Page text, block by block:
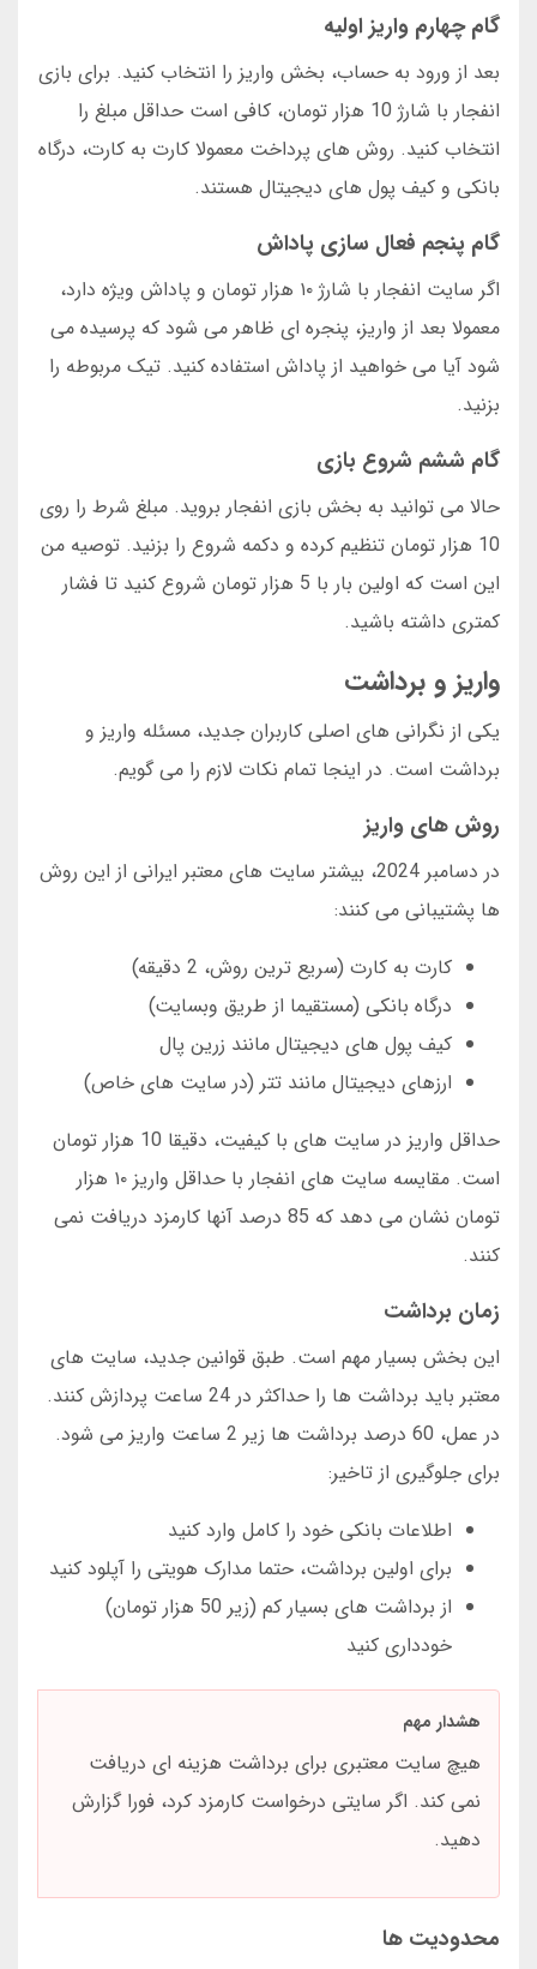
گام چهارم واریز اولیه
بعد از ورود به حساب، بخش واریز را انتخاب کنید. برای بازی
انفجار با شارژ 10 هزار تومان، کافی است حداقل مبلغ را
انتخاب کنید. روش های پرداخت معمولا کارت به کارت، درگاه
بانکی و کیف پول های دیجیتال هستند.
گام پنجم فعال سازی پاداش
اگر سایت انفجار با شارژ ۱۰ هزار تومان و پاداش ویژه دارد،
معمولا بعد از واریز، پنجره ای ظاهر می شود که پرسیده می
شود آیا می خواهید از پاداش استفاده کنید. تیک مربوطه را
بزنید.
گام ششم شروع بازی
حالا می توانید به بخش بازی انفجار بروید. مبلغ شرط را روی
10 هزار تومان تنظیم کرده و دکمه شروع را بزنید. توصیه من
این است که اولین بار با 5 هزار تومان شروع کنید تا فشار
کمتری داشته باشید.
واریز و برداشت
یکی از نگرانی های اصلی کاربران جدید، مسئله واریز و
برداشت است. در اینجا تمام نکات لازم را می گویم.
روش های واریز
در دسامبر 2024، بیشتر سایت های معتبر ایرانی از این روش
ها پشتیبانی می کنند:
کارت به کارت (سریع ترین روش، 2 دقیقه)
درگاه بانکی (مستقیما از طریق وبسایت)
کیف پول های دیجیتال مانند زرین پال
ارزهای دیجیتال مانند تتر (در سایت های خاص)
حداقل واریز در سایت های با کیفیت، دقیقا 10 هزار تومان
است. مقایسه سایت های انفجار با حداقل واریز ۱۰ هزار
تومان نشان می دهد که 85 درصد آنها کارمزد دریافت نمی
کنند.
زمان برداشت
این بخش بسیار مهم است. طبق قوانین جدید، سایت های
معتبر باید برداشت ها را حداکثر در 24 ساعت پردازش کنند.
در عمل، 60 درصد برداشت ها زیر 2 ساعت واریز می شود.
برای جلوگیری از تاخیر:
اطلاعات بانکی خود را کامل وارد کنید
برای اولین برداشت، حتما مدارک هویتی را آپلود کنید
از برداشت های بسیار کم (زیر 50 هزار تومان)
خودداری کنید
هشدار مهم
هیچ سایت معتبری برای برداشت هزینه ای دریافت
نمی کند. اگر سایتی درخواست کارمزد کرد، فورا گزارش
دهید.
محدودیت ها